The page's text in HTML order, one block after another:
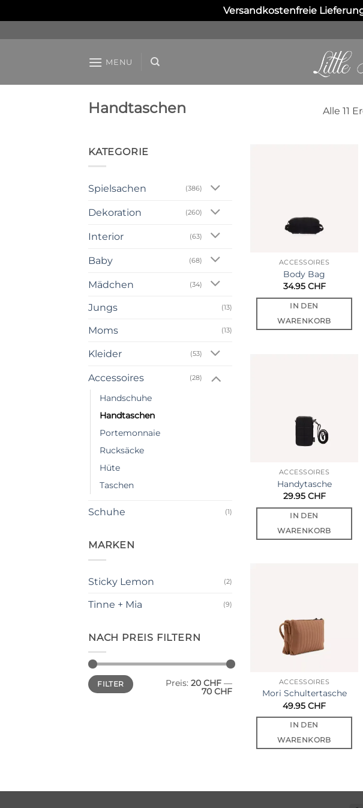
Versandkostenfreie
to
MENU
Handtaschen Alle 11
KATEGORIE
Spielsachen (386)
Dekoration (260)
Interior (63)
Baby (68)
Mädchen (34)
Jungs (13)
Moms (13)
Kleider (53)
Accessoires (28)
Handschuhe
Handtaschen
Portemonnaie
Rucksäcke
Hüte
Taschen
Schuhe (1)
MARKEN
Sticky Lemon (2)
Tinne + Mia (9)
NACH PREIS FILTERN
Min.
Preis
Max.
PreisFILTER Preis: 20 CHF —
70 CHF
ACCESSOIRES
Body Bag
34.95 CHF
IN DEN
WARENKORB
ACCESSOIRES
Handytasche
29.95 CHF
IN DEN
WARENKORB
ACCESSOIRES
Mori Schultertasche
49.95 CHF
IN DEN
WARENKORB